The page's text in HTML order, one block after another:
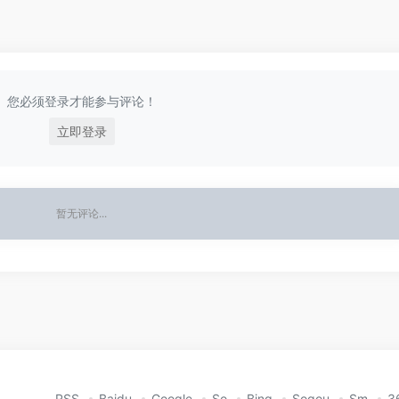
您必须登录才能参与评论！
立即登录
暂无评论...